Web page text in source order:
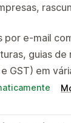
por e-mail
guias
GST) em